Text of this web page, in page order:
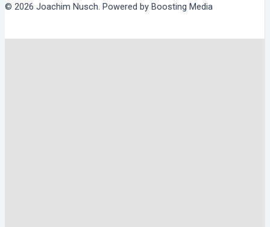
© 2026 Joachim Nusch. Powered by Boosting Media